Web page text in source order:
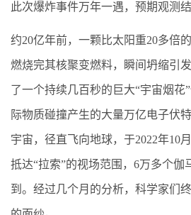
此次爆炸事件万年一遇，预期观测
约20亿年前，一颗比太阳重20多倍
燃烧完其核聚变燃料，瞬间坍缩引
了一个持续几百秒的巨大“宇宙烟花
际物质碰撞产生的大量万亿电子伏
宇宙，径直飞向地球，于2022年10
抵达“拉索”的视场范围，6万多个伽
到。经过几个月的分析，科学家们